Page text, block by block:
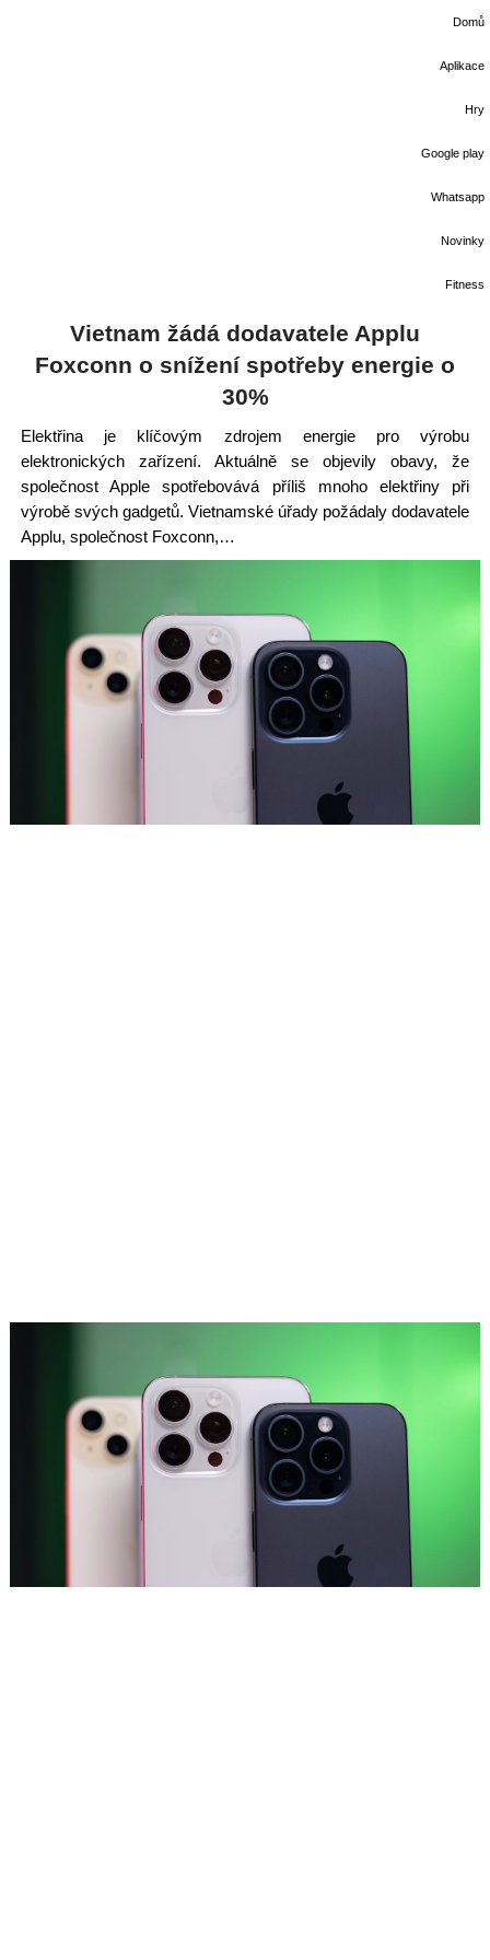
Domů
Aplikace
Hry
Google play
Whatsapp
Novinky
Fitness
Vietnam žádá dodavatele Applu
Foxconn o snížení spotřeby energie o
30%
Elektřina je klíčovým zdrojem energie pro výrobu
elektronických zařízení. Aktuálně se objevily obavy, že
společnost Apple spotřebovává příliš mnoho elektřiny při
výrobě svých gadgetů. Vietnamské úřady požádaly dodavatele
Applu, společnost Foxconn,…